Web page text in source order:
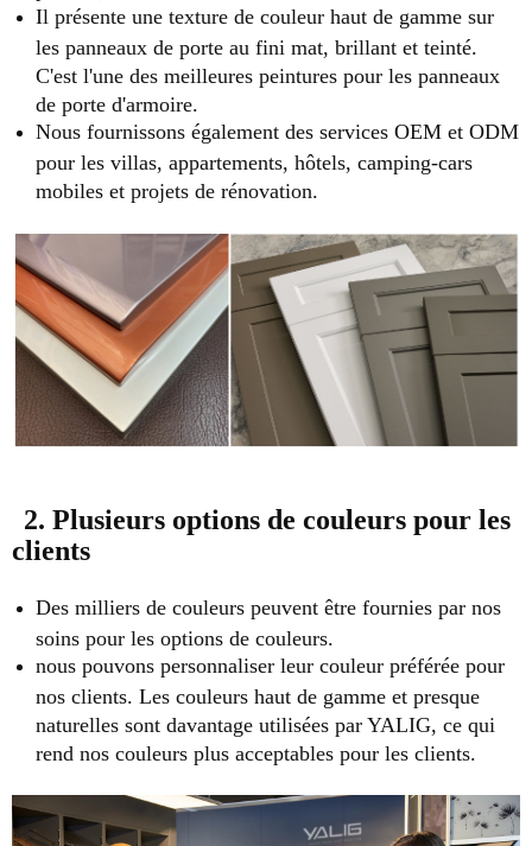
Il présente une texture de couleur haut de gamme sur
les panneaux de porte au fini mat, brillant et teinté.
C'est l'une des meilleures peintures pour les panneaux
de porte d'armoire.
Nous fournissons également des services OEM et ODM
pour les villas, appartements, hôtels, camping-cars
mobiles et projets de rénovation.
2. Plusieurs options de couleurs pour les
clients
Des milliers de couleurs peuvent être fournies par nos
soins pour les options de couleurs.
nous pouvons personnaliser leur couleur préférée pour
nos clients. Les couleurs haut de gamme et presque
naturelles sont davantage utilisées par YALIG, ce qui
rend nos couleurs plus acceptables pour les clients.